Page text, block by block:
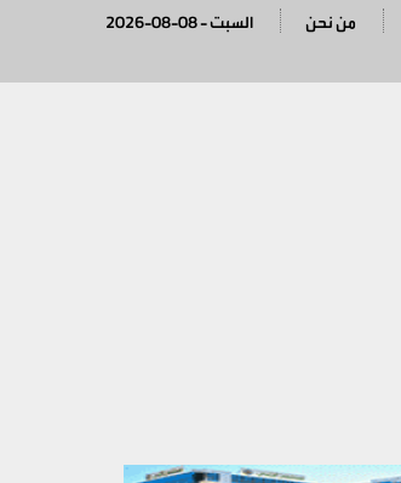
2026-08-08 - السبت من نحن